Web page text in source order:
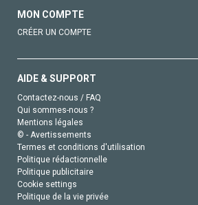
MON COMPTE
CRÉER UN COMPTE
AIDE & SUPPORT
Contactez-nous / FAQ
Qui sommes-nous ?
Mentions légales
© - Avertissements
Termes et conditions d'utilisation
Politique rédactionnelle
Politique publicitaire
Cookie settings
Politique de la vie privée